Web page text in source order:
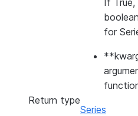
If
for
Return type
Series